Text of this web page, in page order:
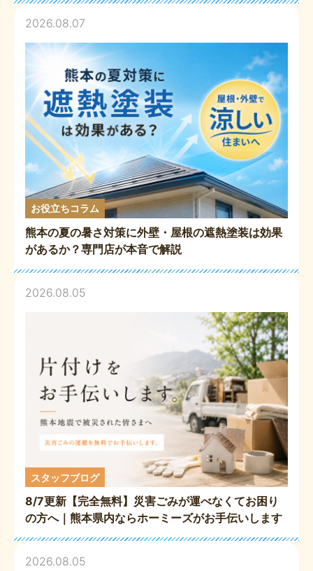
2026.08.07
お役立ちコラム
熊本の夏の暑さ対策に外壁・屋根の遮熱塗装は効果
があるか？専門店が本音で解説
2026.08.05
スタッフブログ
8/7更新【完全無料】災害ごみが運べなくてお困り
の方へ｜熊本県内ならホーミーズがお手伝いします
2026.08.05